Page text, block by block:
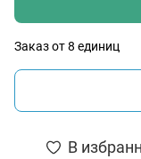
Заказ от 8 единиц
В